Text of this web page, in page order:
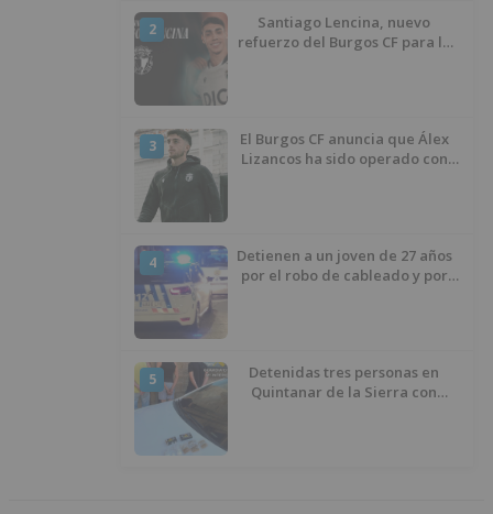
2
Santiago Lencina, nuevo
refuerzo del Burgos CF para la
3
El Burgos CF anuncia que Álex
Lizancos ha sido operado con
4
Detienen a un joven de 27 años
por el robo de cableado y por
5
Detenidas tres personas en
Quintanar de la Sierra con